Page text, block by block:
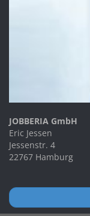
JOBBERIA GmbH
Eric Jessen
Jessenstr. 4
22767 Hamburg